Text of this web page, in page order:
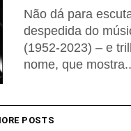
Não dá para
despedida do
(1952-2023) – e
nome, que
POSTS